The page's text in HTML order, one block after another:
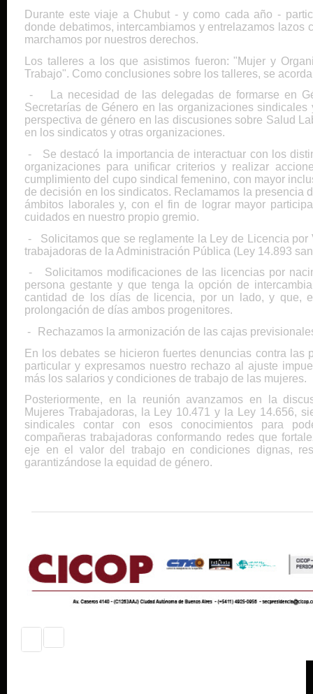
Durante este viaje a Chubut - y como cada año -
donde debatimos, intercambiamos y entrelazamos lazos
marchamos por nuestros derechos.
Los talleres a los que asistimos fueron: "Mujer y
Trabajo". Como conclusiones sobre los talleres, se
-
La necesidad de las delegadas de formarse en
Secretarías de Género en las organizaciones
perspectiva de género en las discusiones sobre Salud
en los sindicatos y otras organizaciones.
-
Se destacó la importancia de interactuar con los
organizaciones para unificar criterios y realizar
cumplimiento del cupo sindical femenino, con mayor
de decisión en los sindicatos. Reclamamos la presencia
ámbitos laborales y, con el fin de lograr mayor
cuidados en nuestro propio gremio.
-
Solicitamos que se reglamente la Ley de Licencia
trabajadoras de la Administración Pública (Ley 14.893
-
Solicitamos modificaciones de las licencias por
persona gestante y que tenga la opción de
cantidad de los días de licencia, por un lado, y que,
prolongación de días ambos progenitores.
-
Rechazamos la armonización de las cajas
En los debates se hicieron fuertes denuncias contra las
particular y expresamos nuestro rechazo al ajuste
más los salarios y condiciones de trabajo de las mujeres.
Posteriormente, en la reunión avanzamos en la
Mujeres Trabajadoras, la Ley 10.471 y la Ley 14.656,
sindicales contar con esos conocimientos para
compañeras trabajadoras conformando redes que
eje en el valor del trabajo en condiciones dignas,
garantizándose la equidad de género.